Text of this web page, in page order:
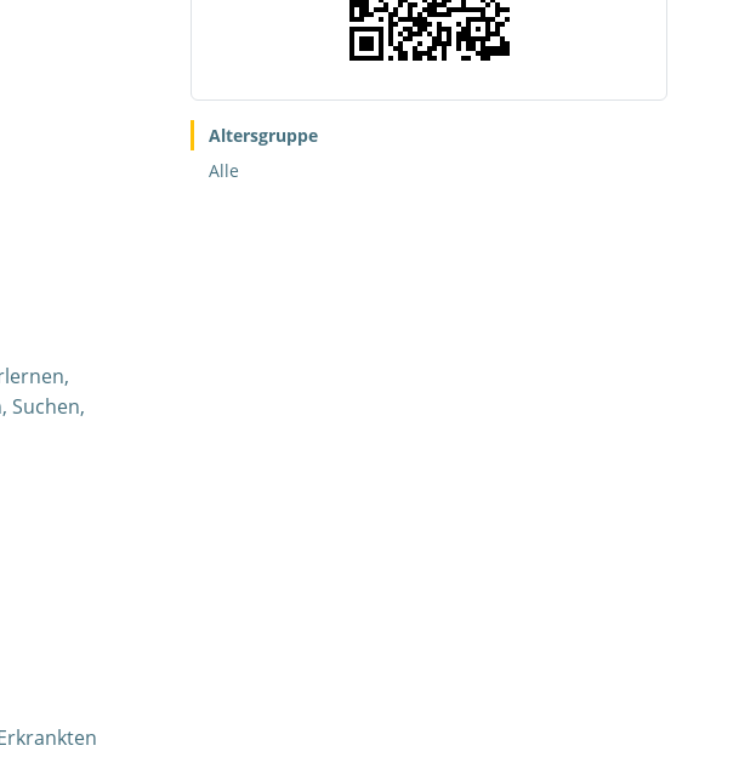
Suchen,
Altersgruppe
Alle